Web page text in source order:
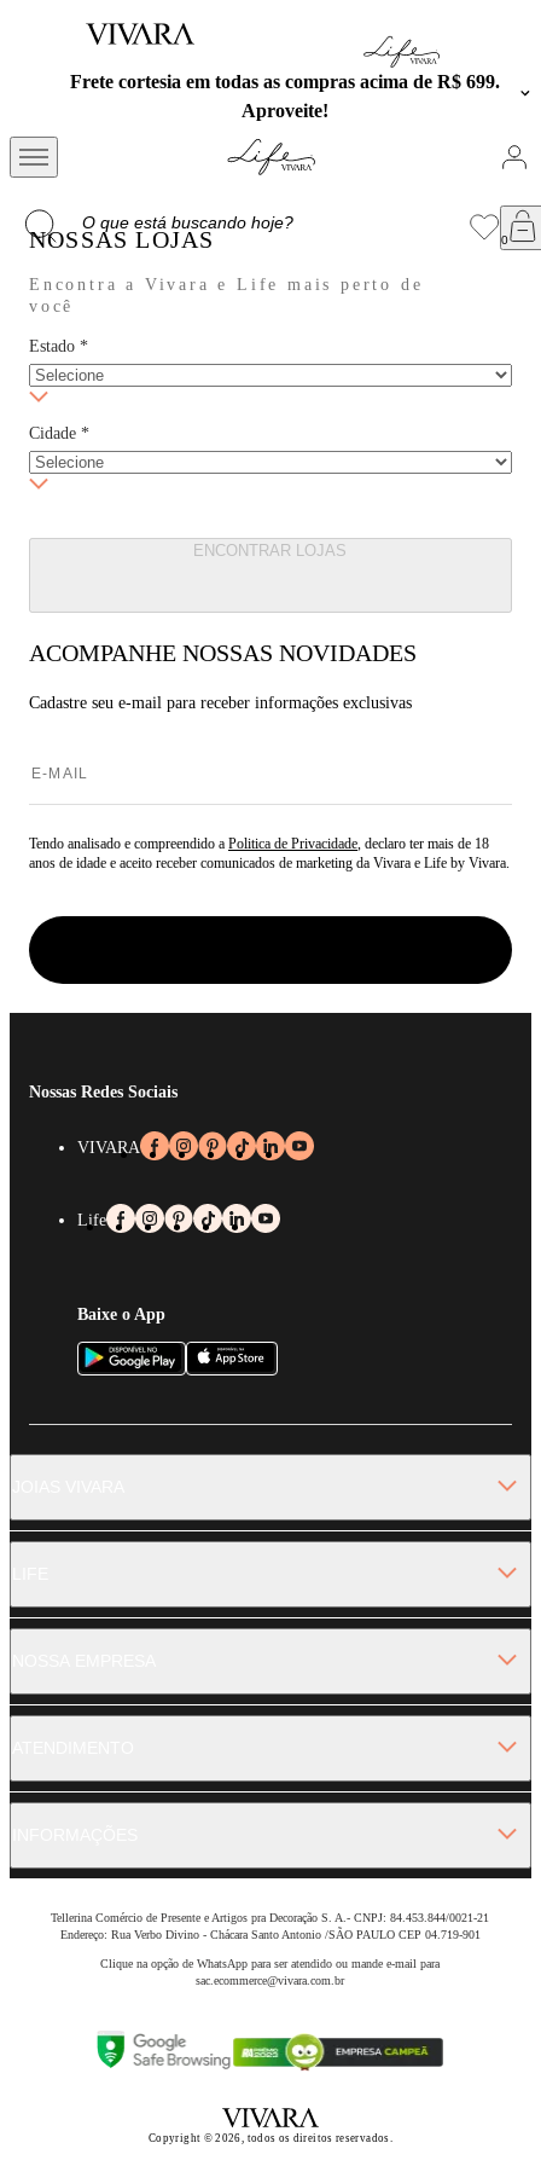
Frete cortesia em todas as compras acima de R$ 699.
Aproveite!
NOSSAS LOJAS
Encontra a Vivara e Life mais perto de
você
Estado *
Cidade *
ENCONTRAR LOJAS
ACOMPANHE NOSSAS NOVIDADES
Cadastre seu e-mail para receber informações exclusivas
Tendo analisado e compreendido a Politica de Privacidade, declaro ter mais de 18
anos de idade e aceito receber comunicados de marketing da Vivara e Life by Vivara.
Nossas Redes Sociais
VIVARA
Life
Baixe o App
Tellerina Comércio de Presente e Artigos pra Decoração S. A.- CNPJ: 84.453.844/0021-21
Endereço: Rua Verbo Divino - Chácara Santo Antonio /SÃO PAULO CEP 04.719-901
Clique na opção de WhatsApp para ser atendido ou mande e-mail para
sac.ecommerce@vivara.com.br
Copyright © 2026, todos os direitos reservados.